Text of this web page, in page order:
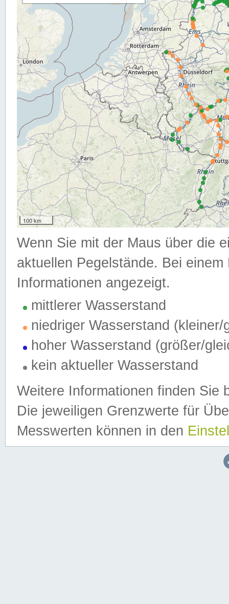
100 km
Wenn Sie mit der Maus über die
aktuellen Pegelstände. Bei
Informationen angezeigt.
mittlerer Wasserstand
niedriger Wasserstand (kleiner/
hoher Wasserstand (größer/
kein aktueller Wasserstand
Weitere Informationen finden Sie
Die jeweiligen Grenzwerte für
Messwerten können in den